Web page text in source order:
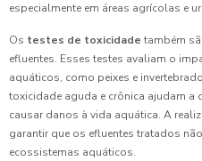
especialmente em áreas agrícolas e
Os testes de toxicidade também
efluentes. Esses testes avaliam o
aquáticos, como peixes e
toxicidade aguda e crônica ajudam a
causar danos à vida aquática. A
garantir que os efluentes tratados
ecossistemas aquáticos.